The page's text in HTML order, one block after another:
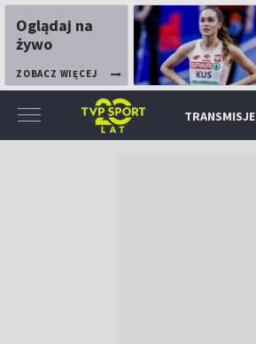
Oglądaj na
żywo
ZOBACZ WIĘCEJ
TRANSMISJE